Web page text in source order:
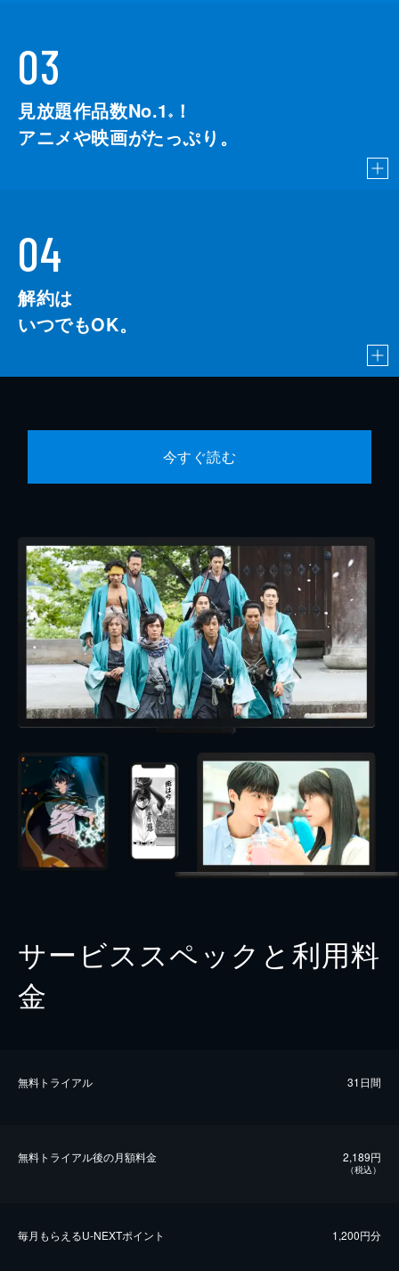
03
見放題作品数No.1 ※
！
アニメや映画がたっぷり。
04
解約は
いつでもOK。
今すぐ読む
サービススペックと利用料
金
無料トライアル 31日間
無料トライアル後の⽉額料金 2,189円
（税込）
毎⽉もらえるU-NEXTポイント 1,200円分